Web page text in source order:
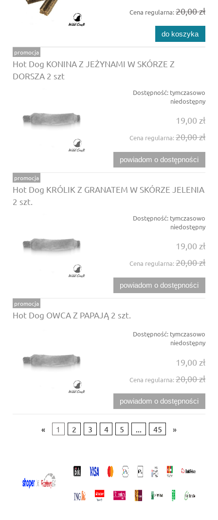
Cena regularna:20,00 zł
do koszyka
Hot Dog KONINA Z JEŻYNAMI W SKÓRZE Z
DORSZA 2 szt
Dostępność: tymczasowo
niedostępny
19,00 zł
Cena regularna:20,00 zł
powiadom o dostępności
promocja
Hot Dog KRÓLIK Z GRANATEM W SKÓRZE JELENIA
2 szt.
Dostępność: tymczasowo
niedostępny
19,00 zł
Cena regularna:20,00 zł
powiadom o dostępności
promocja
Hot Dog OWCA Z PAPAJĄ 2 szt.
Dostępność: tymczasowo
niedostępny
19,00 zł
Cena regularna:20,00 zł
powiadom o dostępności
promocja
« 1 2 3 4 5 45 »